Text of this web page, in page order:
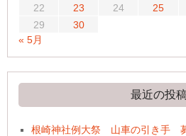
22
23 24 25
29
30
« 5月
最近の投
根崎神社例大祭 山車の引き手